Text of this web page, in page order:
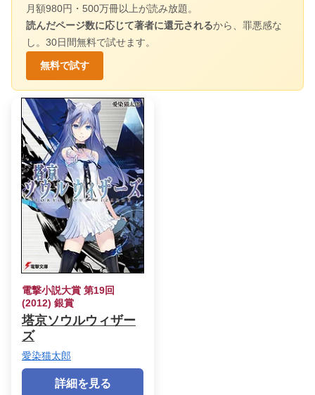
月額980円・500万冊以上が読み放題。
読んだページ数に応じて著者に還元されるから、罪悪感な
し。30日間無料で試せます。
無料で試す
電撃小説大賞 第19回
(2012) 銀賞
塔京ソウルウィザー
ズ
愛染猫太郎
詳細を見る